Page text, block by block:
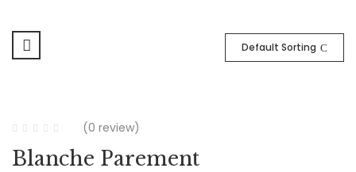
Default Sorting
(0 review)
Blanche Parement